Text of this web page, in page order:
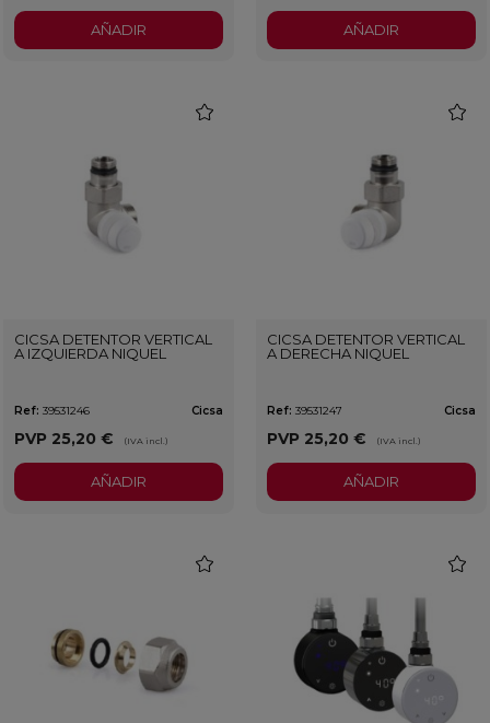
AÑADIR AÑADIR
CICSA DETENTOR VERTICAL
A IZQUIERDA NIQUEL
Ref: 39531246 Cicsa
PVP 25,20 € (IVA incl.)
AÑADIR
CICSA DETENTOR VERTICAL
A DERECHA NIQUEL
Ref: 39531247 Cicsa
PVP 25,20 € (IVA incl.)
AÑADIR